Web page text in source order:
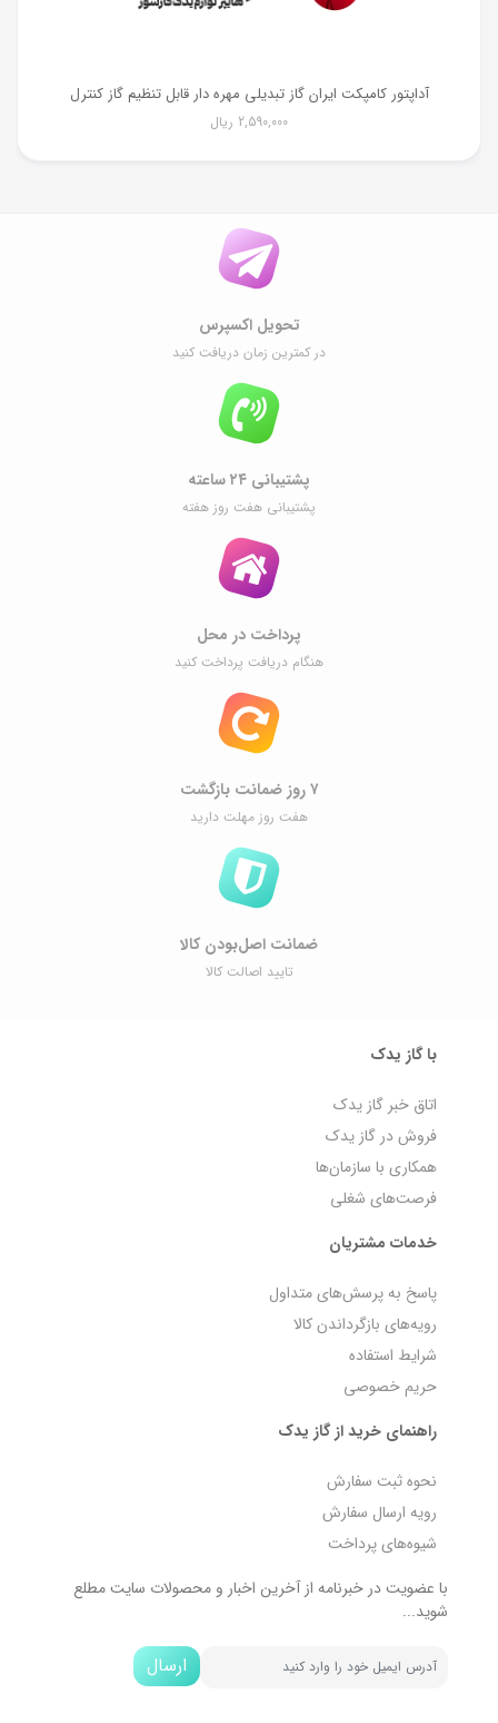
آداپتور کامپکت ایران گاز تبدیلی مهره دار قابل تنظیم گاز کنترل
2,590,000 ریال
تحویل اکسپرس
در کمترین زمان دریافت کنید
پشتیبانی ۲۴ ساعته
پشتیبانی هفت روز هفته
پرداخت در محل
هنگام دریافت پرداخت کنید
۷ روز ضمانت بازگشت
هفت روز مهلت دارید
ضمانت اصل‌بودن کالا
تایید اصالت کالا
با گاز یدک
اتاق خبر گاز یدک
فروش در گاز یدک
همکاری با سازمان‌ها
فرصت‌های شغلی
خدمات مشتریان
پاسخ به پرسش‌های متداول
رویه‌های بازگرداندن کالا
شرایط استفاده
حریم خصوصی
راهنمای خرید از گاز یدک
نحوه ثبت سفارش
رویه ارسال سفارش
شیوه‌های پرداخت
با عضویت در خبرنامه از آخرین اخبار و محصولات سایت مطلع
شوید...
ارسال